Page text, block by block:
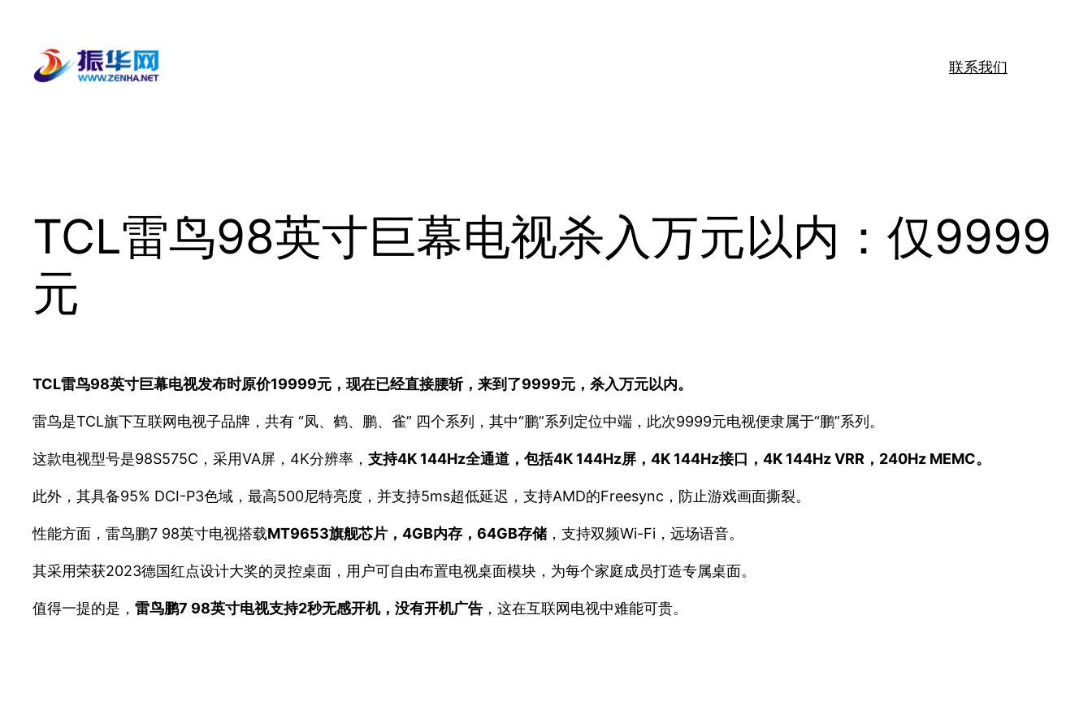
联系我们
TCL雷鸟98英寸巨幕电视杀入万元以内：仅9999
元
TCL雷鸟98英寸巨幕电视发布时原价19999元，现在已经直接腰斩，来到了9999元，杀入万元以内。
雷鸟是TCL旗下互联网电视子品牌，共有 “凤、鹤、鹏、雀” 四个系列，其中“鹏”系列定位中端，此次9999元电视便隶属于“鹏”系列。
这款电视型号是98S575C，采用VA屏，4K分辨率， 支持4K 144Hz全通道，包括4K 144Hz屏，4K 144Hz接口，4K 144Hz VRR，240Hz MEMC。
此外，其具备95% DCI-P3色域，最高500尼特亮度，并支持5ms超低延迟，支持AMD的Freesync，防止游戏画面撕裂。
性能方面，雷鸟鹏7 98英寸电视搭载MT9653旗舰芯片，4GB内存，64GB存储 ，支持双频Wi-Fi，远场语音。
其采用荣获2023德国红点设计大奖的灵控桌面，用户可自由布置电视桌面模块，为每个家庭成员打造专属桌面。
值得一提的是， 雷鸟鹏7 98英寸电视支持2秒无感开机，没有开机广告 ，这在互联网电视中难能可贵。